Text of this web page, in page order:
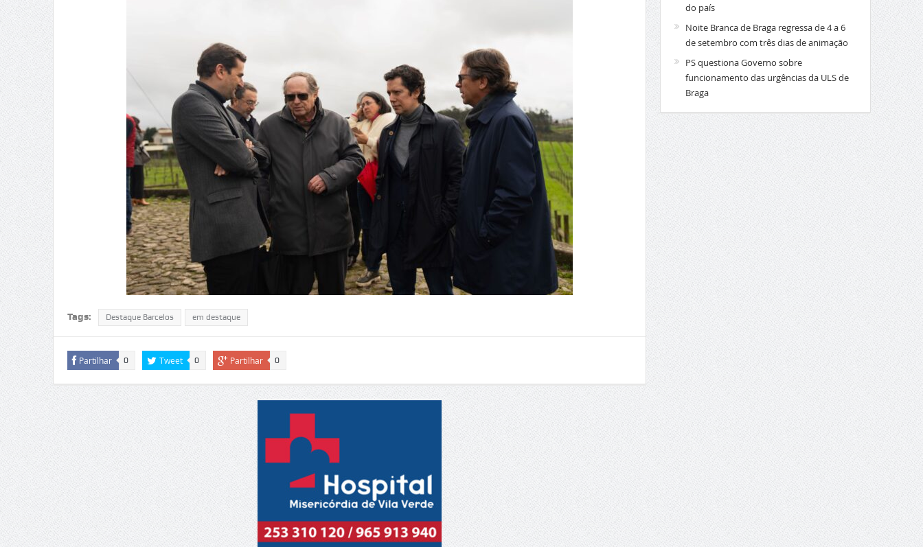
Tags: Destaque Barcelos em destaque
Partilhar 0 Tweet 0 Partilhar 0
do país
Noite Branca de Braga regressa de 4 a 6
de setembro com três dias de animação
PS questiona Governo sobre
funcionamento das urgências da ULS de
Braga